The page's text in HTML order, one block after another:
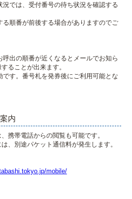
では、受付番号の待ち状況を確認する
順番が前後する場合がありますのでご
出の順番が近くなるとメールでお知ら
ることが出来ます。
す。番号札を発券後にご利用可能とな
内
携帯電話からの閲覧も可能です。
、別途パケット通信料が発生します。
mobile/